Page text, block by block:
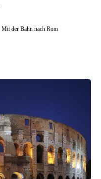
Mit der Bahn nach Rom